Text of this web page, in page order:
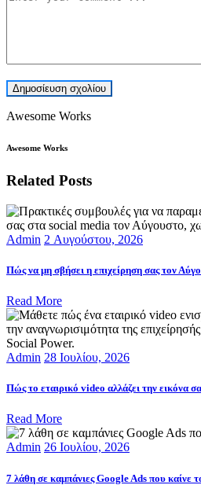
Awesome Works
Awesome Works
Related Posts
Admin 2 Αυγούστου, 2026
Πώς να μη σβήσει η επιχείρηση σας τον
Read More
Admin 28 Ιουλίου, 2026
Πώς το εταιρικό video αλλάζει την εικόνα
Read More
Admin 26 Ιουλίου, 2026
7 λάθη σε καμπάνιες Google Ads που καίνε